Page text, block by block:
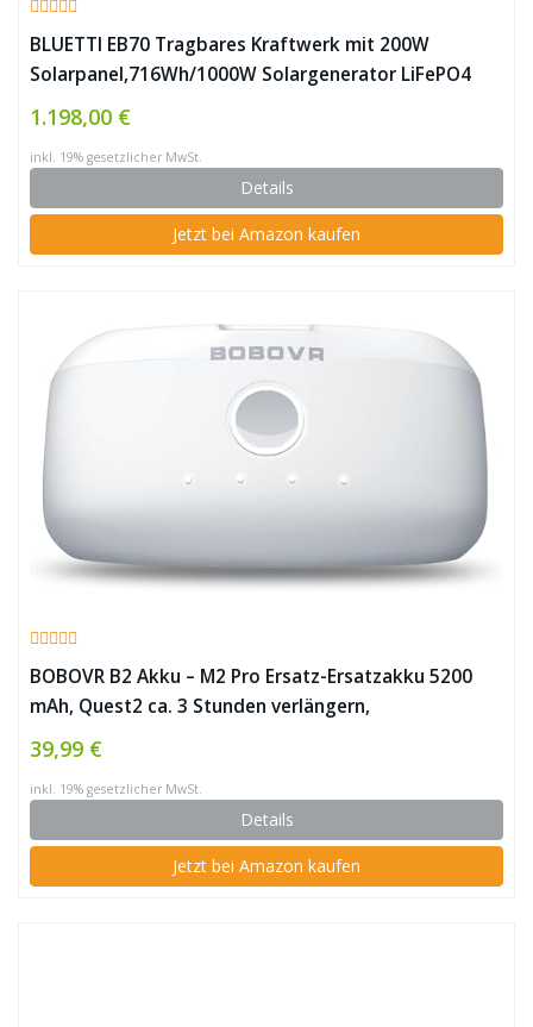
BLUETTI EB70 Tragbares Kraftwerk mit 200W
Solarpanel,716Wh/1000W Solargenerator LiFePO4
Batterie-Backup mit 2 230V AC Steckdosen,2 100W
USB-C,Stromgenerator für Outdoor Camping Home
RV Vanlife ✪
1.198,00 €
inkl. 19% gesetzlicher MwSt.
Details
Jetzt bei Amazon kaufen
BOBOVR B2 Akku – M2 Pro Ersatz-Ersatzakku 5200
mAh, Quest2 ca. 3 Stunden verlängern,
Magnetverbindungen ✪
39,99 €
inkl. 19% gesetzlicher MwSt.
Details
Jetzt bei Amazon kaufen